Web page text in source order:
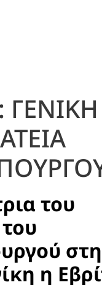
ΓΕΝΙΚΗ
του
στη
η